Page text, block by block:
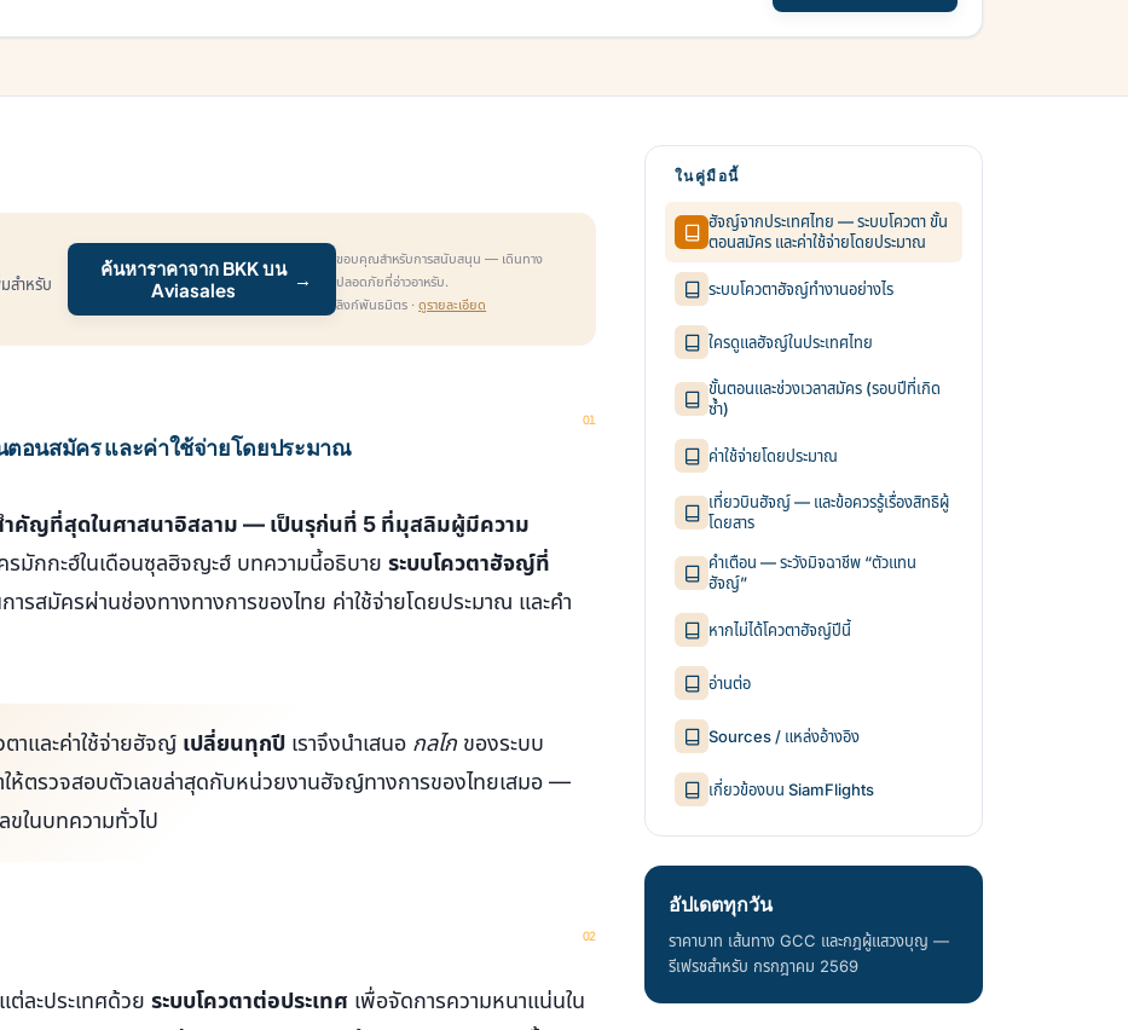
สำหรับ
ค้นหาราคาจาก BKK บน
Aviasales
→
ขอบคุณสำหรับการสนับสนุน — เดินทาง
ปลอดภัยที่อ่าวอาหรับ.
ลิงก์พันธมิตร ·ดูรายละเอียด
ตอนสมัคร และค่าใช้จ่ายโดยประมาณ
คัญที่สุดในศาสนาอิสลาม — เป็นรุก่นที่ 5 ที่มุสลิมผู้มีความ
มักกะฮ์ในเดือนซุลฮิจญะฮ์ บทความนี้อธิบาย ระบบโควตาฮัจญ์ที่
ารสมัครผ่านช่องทางทางการของไทย ค่าใช้จ่ายโดยประมาณ และคำ
ตาและค่าใช้จ่ายฮัจญ์ เปลี่ยนทุกปี เราจึงนำเสนอ กลไก ของระบบ
ห้ตรวจสอบตัวเลขล่าสุดกับหน่วยงานฮัจญ์ทางการของไทยเสมอ —
ขในบทความทั่วไป
ละประเทศด้วย ระบบโควตาต่อประเทศ เพื่อจัดการความหนาแน่นใน
ในคู่มือนี้
ฮัจญ์จากประเทศไทย — ระบบโควตา ขั้น
ตอนสมัคร และค่าใช้จ่ายโดยประมาณ
ระบบโควตาฮัจญ์ทำงานอย่างไร
ใครดูแลฮัจญ์ในประเทศไทย
ขั้นตอนและช่วงเวลาสมัคร (รอบปีที่เกิด
ซ้ำ)
ค่าใช้จ่ายโดยประมาณ
เที่ยวบินฮัจญ์ — และข้อควรรู้เรื่องสิทธิผู้
โดยสาร
คำเตือน — ระวังมิจฉาชีพ “ตัวแทน
ฮัจญ์”
หากไม่ได้โควตาฮัจญ์ปีนี้
อ่านต่อ
Sources / แหล่งอ้างอิง
เกี่ยวข้องบน SiamFlights
อัปเดตทุกวัน
ราคาบาท เส้นทาง GCC และกฎผู้แสวงบุญ —
รีเฟรชสำหรับ กรกฎาคม 2569